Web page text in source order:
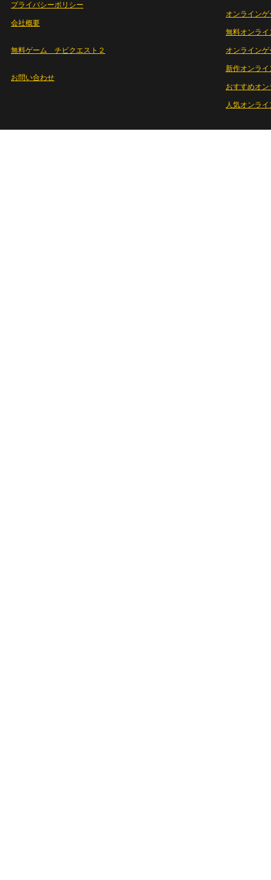
プライバシーポリシー
会社概要
無料ゲーム チビクエスト２
お問い合わせ
オンラインゲ
無料オンライ
オンライン
新作オンライ
おすすめオ
人気オンラ